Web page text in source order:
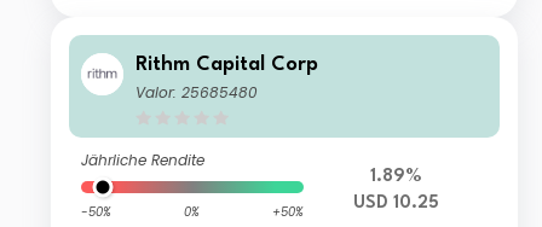
Rithm Capital Corp
Valor: 25685480
Jährliche Rendite
-50% 0% +50%
1.89%
USD 10.25